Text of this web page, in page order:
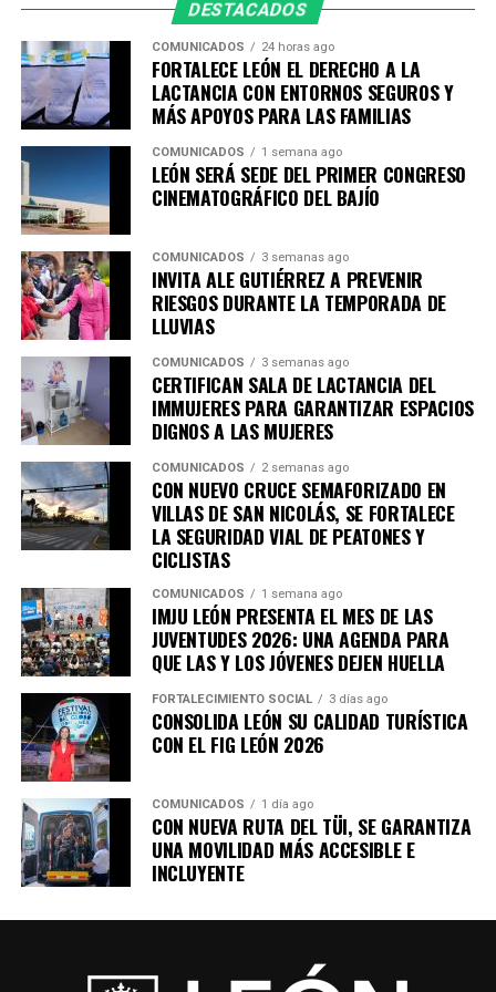
vinculación entre empresas y academia, así como la
innovación y el crecimiento de las empresas locales.
Por su parte, el presidente de APIMEX, Mauricio Ruíz
Campos, señaló que la industria vive un momento
decisivo que exige evolucionar y construir nuevas
estrategias para mantener la competitividad.
Destacó que el conocimiento desarrollado durante
décadas en el sector cuero-calzado hoy permite generar
oportunidades en industrias como la automotriz,
aeronáutica, mobiliario, moda y manufactura avanzada,
reflejando la capacidad de adaptación de las empresas
proveedoras.
“Es el momento de seguir buscando las nuevas
oportunidades y desarrollar estrategias para
enfrentar lo que hoy vive la industria, No queremos
dejar pasar ninguna oportunidad para APIMEX y
para México; la buena noticia es que nuestra
industria también ha evolucionado” destacó.
Con la participación de empresas, compradores,
especialistas y representantes del sector productivo,
DIVEX 2026 reafirma a León como un referente
nacional en innovación industrial, impulsando una
proveeduría cada vez más competitiva, diversificada y
preparada para conquistar nuevos mercados.
DESTACADOS
COMUNICADOS 24 horas ago
FORTALECE LEÓN EL DERECHO A LA
LACTANCIA CON ENTORNOS SEGUROS Y
MÁS APOYOS PARA LAS FAMILIAS
COMUNICADOS 1 semana ago
LEÓN SERÁ SEDE DEL PRIMER CONGRESO
CINEMATOGRÁFICO DEL BAJÍO
COMUNICADOS 3 semanas ago
INVITA ALE GUTIÉRREZ A PREVENIR
RIESGOS DURANTE LA TEMPORADA DE
LLUVIAS
COMUNICADOS 3 semanas ago
CERTIFICAN SALA DE LACTANCIA DEL
IMMUJERES PARA GARANTIZAR ESPACIOS
DIGNOS A LAS MUJERES
COMUNICADOS 2 semanas ago
CON NUEVO CRUCE SEMAFORIZADO EN
VILLAS DE SAN NICOLÁS, SE FORTALECE
LA SEGURIDAD VIAL DE PEATONES Y
CICLISTAS
COMUNICADOS 1 semana ago
IMJU LEÓN PRESENTA EL MES DE LAS
JUVENTUDES 2026: UNA AGENDA PARA
QUE LAS Y LOS JÓVENES DEJEN HUELLA
FORTALECIMIENTO SOCIAL 3 días ago
CONSOLIDA LEÓN SU CALIDAD TURÍSTICA
CON EL FIG LEÓN 2026
COMUNICADOS 1 día ago
CON NUEVA RUTA DEL TÜI, SE GARANTIZA
UNA MOVILIDAD MÁS ACCESIBLE E
INCLUYENTE